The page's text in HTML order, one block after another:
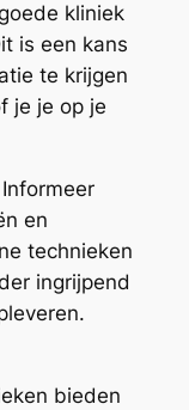
kliniek
is een kans
te krijgen
je je op je
Informeer
en
technieken
ingrijpend
bieden